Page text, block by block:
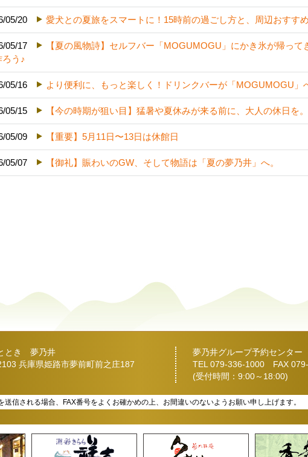
05/20 愛犬との夏旅をスマートに！15時前の過ごし方と、周辺おすす
05/17
【夏の風物詩】セルフバー「MOGUMOGU」にかき氷が帰って
ろう♪
05/16 より便利に、もっと楽しく！ドリンクバーが「MOGUMOGU」
05/15 【今の時期が狙い目】猛暑や夏休みが来る前に、大人の休日を。
05/09 【重要】5月11日〜13日は休館日
05/07 【御礼】賑わいのGW、そして物語は「夏の夢乃井」へ。
とき 夢乃井
兵庫県姫路市夢前町前之庄187
夢乃井グループ予約センター
TEL079-336-1000 FAX
(受付時間：9:00～18:00)
送信される場合、FAX番号をよくお確かめの上、お間違いのないようお願い申し上げます。